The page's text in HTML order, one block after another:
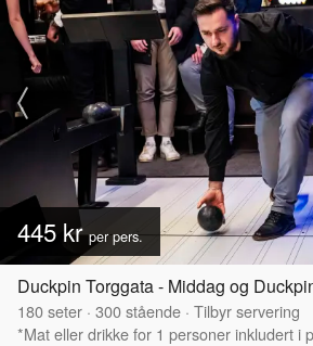
445 krper pers.
Duckpin Torggata - Middag og
180seter · 300stående · Tilbyr servering
*Mat eller drikke for 1 personer inkludert i